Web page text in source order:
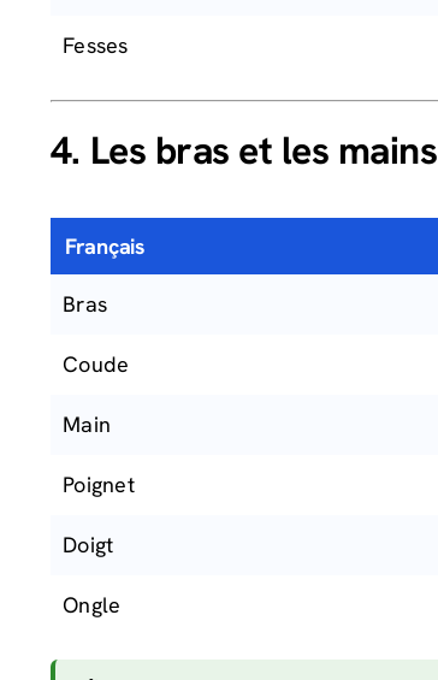
Fesses
4. Les bras et les mains
Français
Bras
Coude
Main
Poignet
Doigt
Ongle